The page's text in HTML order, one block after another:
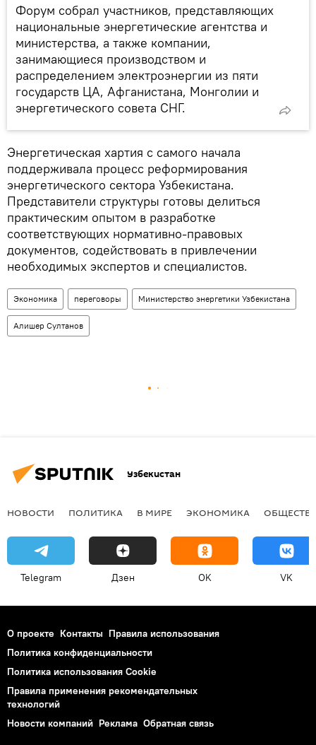
Форум собрал участников, представляющих
национальные энергетические агентства и
министерства, а также компании,
занимающиеся производством и
распределением электроэнергии из пяти
государств ЦА, Афганистана, Монголии и
энергетического совета СНГ.
Энергетическая хартия с самого начала
поддерживала процесс реформирования
энергетического сектора Узбекистана.
Представители структуры готовы делиться
практическим опытом в разработке
соответствующих нормативно-правовых
документов, содействовать в привлечении
необходимых экспертов и специалистов.
Экономика переговоры Министерство энергетики Узбекистана
Алишер Султанов
Узбекистан
НОВОСТИ ПОЛИТИКА В МИРЕ ЭКОНОМИКА
Telegram Дзен OK VK
О проекте Контакты Правила использования
Политика конфиденциальности
Политика использования Cookie
Правила применения рекомендательных
технологий
Новости компаний Реклама Обратная связь